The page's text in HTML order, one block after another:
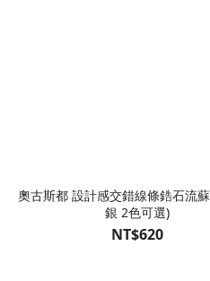
奧古斯都 設計感交錯線條鋯石流
銀 2色可選)
NT$620